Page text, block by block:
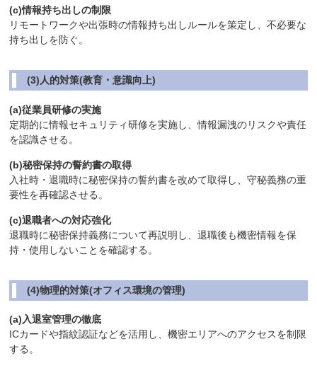
(c)情報持ち出しの制限
リモートワークや出張時の情報持ち出しルールを策定し、不必要な
持ち出しを防ぐ。
(3)人的対策(教育・意識向上)
(a)従業員研修の実施
定期的に情報セキュリティ研修を実施し、情報漏洩のリスクや責任
を認識させる。
(b)秘密保持の誓約書の取得
入社時・退職時に秘密保持の誓約書を改めて取得し、守秘義務の重
要性を再確認させる。
(c)退職者への対応強化
退職時に秘密保持義務について再説明し、退職後も機密情報を保
持・使用しないことを確認する。
(4)物理的対策(オフィス環境の管理)
(a)入退室管理の徹底
ICカードや指紋認証などを活用し、機密エリアへのアクセスを制限
する。